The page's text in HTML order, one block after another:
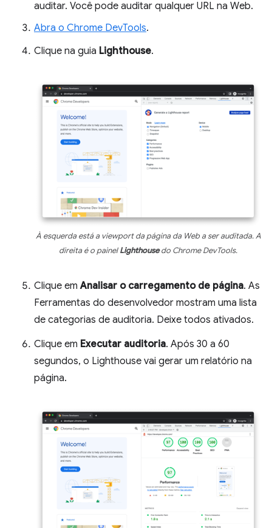
auditar. Você pode auditar qualquer URL na Web.
Abra o Chrome DevTools.
Clique na guia Lighthouse.
À esquerda está a viewport da página da Web a ser auditada. A
direita é o painelLighthousedo Chrome DevTools.
Clique emAnalisar o carregamento de página. As
Ferramentas do desenvolvedor mostram uma lista
de categorias de auditoria. Deixe todos ativados.
Clique em Executar auditoria. Após 30 a 60
segundos, o Lighthouse vai gerar um relatório na
página.